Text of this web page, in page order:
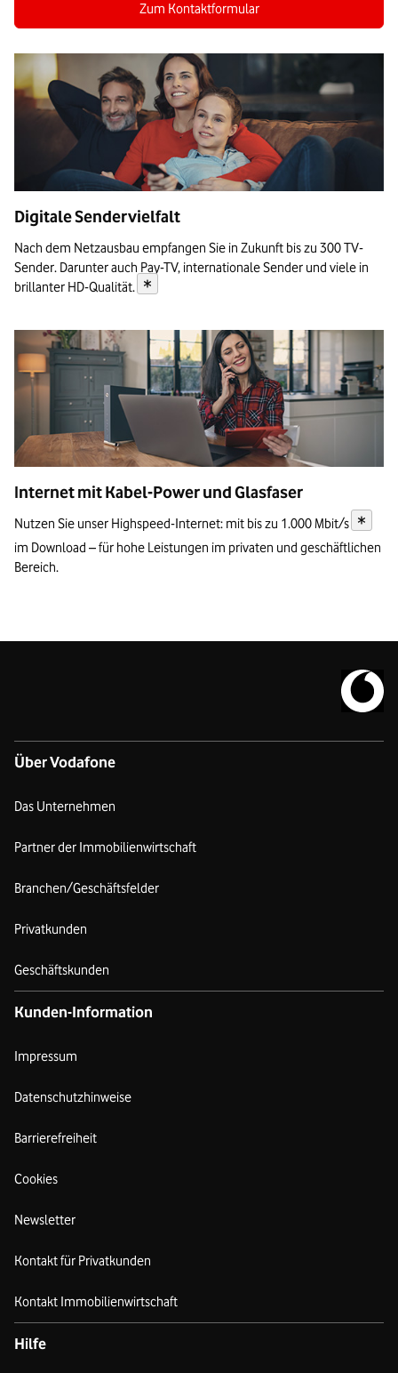
Zum Kontaktformular
Digitale Sendervielfalt
Nach dem Netzausbau empfangen Sie in Zukunft bis zu 300 TV-
Sender. Darunter auch Pay-TV, internationale Sender und viele in
brillanter HD-Qualität. *
Internet mit Kabel-Power und Glasfaser
Nutzen Sie unser Highspeed-Internet: mit bis zu 1.000 Mbit/s *
im Download – für hohe Leistungen im privaten und geschäftlichen
Bereich.
Zur
Über Vodafone
Das Unternehmen
Partner der Immobilienwirtschaft
Branchen/Geschäftsfelder
Privatkunden
Geschäftskunden
Kunden-Information
Impressum
Datenschutzhinweise
Barrierefreiheit
Cookies
Newsletter
Kontakt für Privatkunden
Kontakt Immobilienwirtschaft
Hilfe